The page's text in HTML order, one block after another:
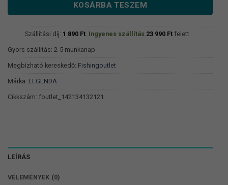
KOSÁRBA TESZEM
Szállítási díj: 1 890 Ft. Ingyenes szállítás 23 990 Ftfelett
Gyors szállítás: 2-5 munkanap
Megbízható kereskedő: Fishingoutlet
Márka: LEGENDA
Cikkszám: foutlet_142134132121
LEÍRÁS
VÉLEMÉNYEK (0)